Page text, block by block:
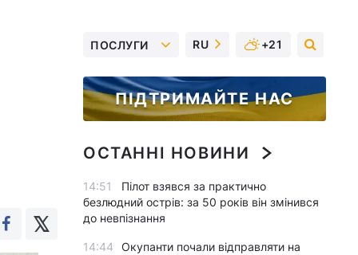
ПОСЛУГИ RU +21
ПІДТРИМАЙТЕ НАС
ОСТАННІ НОВИНИ
14:51
Пілот взявся за практично
безлюдний острів: за 50 років він змінився
до невпізнання
14:44
Окупанти почали відправляти на